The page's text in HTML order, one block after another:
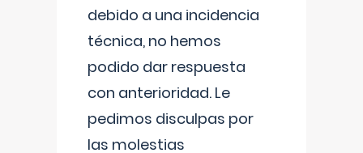
debido a una incidencia
técnica, no hemos
podido dar respuesta
con anterioridad. Le
pedimos disculpas por
las molestias